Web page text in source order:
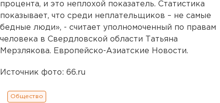
процента, и это неплохой показатель. Статистика
показывает, что среди неплательщиков – не самые
бедные люди», - считает уполномоченный по правам
человека в Свердловской области Татьяна
Мерзлякова. Европейско-Азиатские Новости.
Источник фото: 66.ru
Общество